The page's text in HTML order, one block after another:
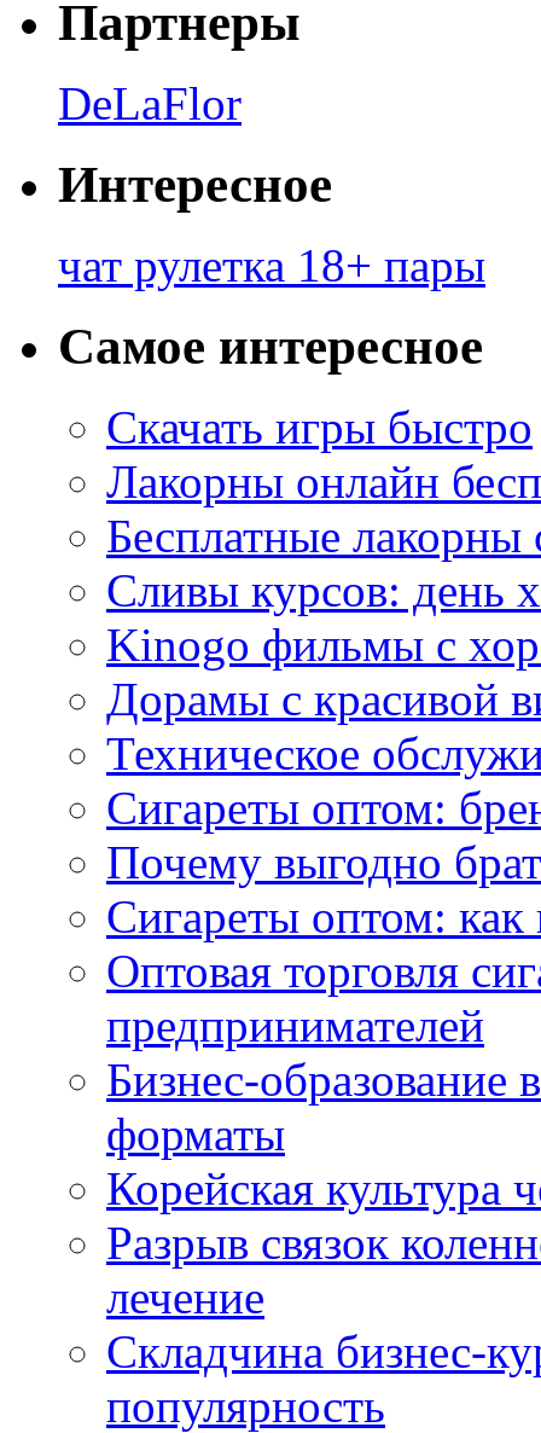
Партнеры
DeLaFlor
Интересное
чат рулетка 18+ пары
Самое интересное
Скачать игры быстро
Лакорны онлайн
Бесплатные лакорны
Сливы курсов: день
Kinogo фильмы с
Дорамы с красивой
Техническое
Сигареты оптом:
Почему выгодно
Сигареты оптом: как
Оптовая торговля
предпринимателей
Бизнес-образование
форматы
Корейская культура
Разрыв связок
лечение
Складчина бизнес-
популярность